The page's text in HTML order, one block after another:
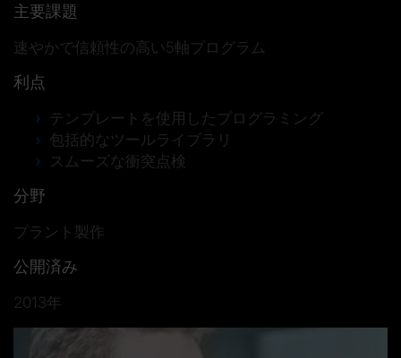
主要課題
速やかで信頼性の高い5軸プログラム
利点
テンプレートを使用したプログラミング
包括的なツールライブラリ
スムーズな衝突点検
分野
プラント製作
公開済み
2013年